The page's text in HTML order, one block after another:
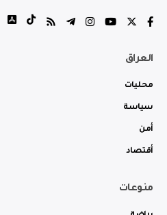
العراق
محليات
سياسة
أمن
أقتصاد
منوعات